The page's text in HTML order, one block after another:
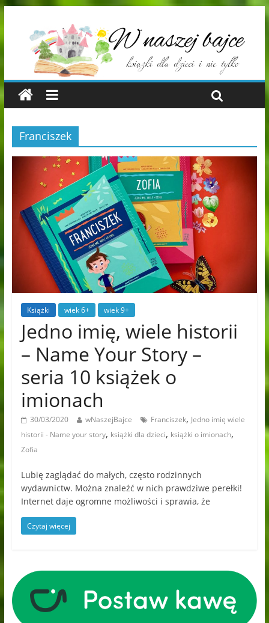
Franciszek
Książki wiek 6+ wiek 9+
Jedno imię, wiele historii
– Name Your Story –
seria 10 książek o
imionach
30/03/2020 wNaszejBajce Franciszek, Jedno imię wiele
historii - Name your story, książki dla dzieci, książki o imionach,
Zofia
Lubię zaglądać do małych, często rodzinnych
wydawnictw. Można znaleźć w nich prawdziwe perełki!
Internet daje ogromne możliwości i sprawia, że
Czytaj więcej